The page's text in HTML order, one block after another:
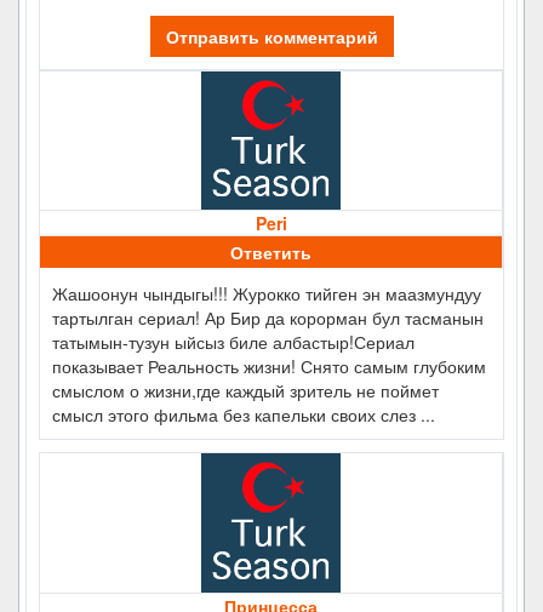
Отправить комментарий
Peri
Ответить
Жашоонун чындыгы!!! Журокко тийген эн маазмундуу
тартылган сериал! Ар Бир да корорман бул тасманын
татымын-тузун ыйсыз биле албастыр!Сериал
показывает Реальность жизни! Снято самым глубоким
смыслом о жизни,где каждый зритель не поймет
смысл этого фильма без капельки своих слез ...
Принцесса